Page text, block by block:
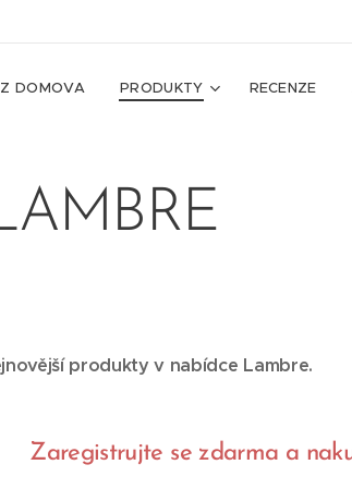
DOMOVA PRODUKTY RECENZE
produkty v nabídce Lambre.
Zaregistrujte se zdarma a